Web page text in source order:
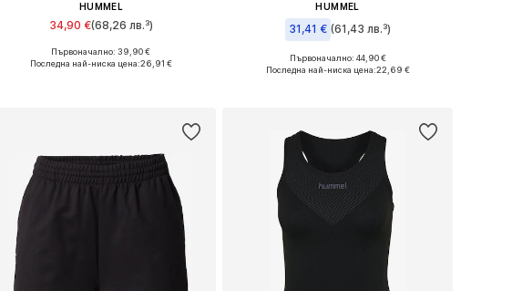
HUMMEL
34,90 €(68,26 лв.³)
Налични размери: XS, S, M, L
Първоначално: 39,90 €
Последна най-ниска цена:26,91 €
HUMMEL
31,41 € (61,43 лв.³)
Налични размери: S, M
Първоначално: 44,90 €
Последна най-ниска цена:22,69 €